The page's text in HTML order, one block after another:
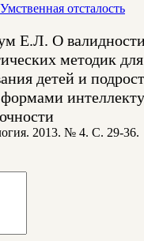
Умственная отсталость
Е.Л. О
методик для
детей и
2013. № 4. С. 29-36.